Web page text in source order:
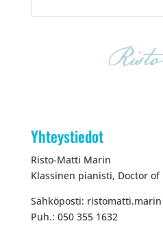
Yhteystiedot
Risto-Matti Marin
Klassinen pianisti, Doctor of
Sähköposti:
Puh.: 050 355 1632